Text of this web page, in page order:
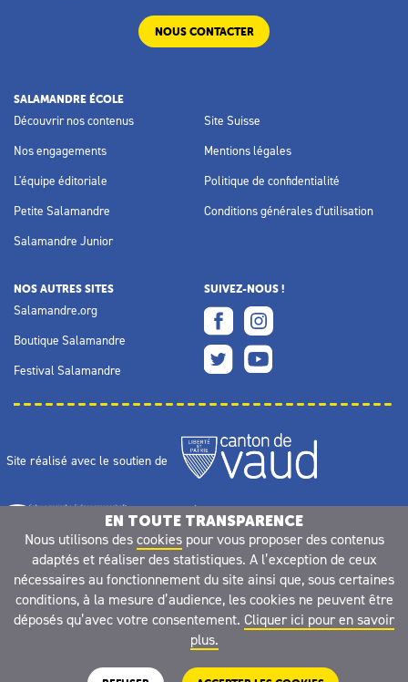
NOUS CONTACTER
SALAMANDRE ÉCOLE
Découvrir nos contenus
Nos engagements
L'équipe éditoriale
Petite Salamandre
Salamandre Junior
Site Suisse
Mentions légales
Politique de confidentialité
Conditions générales d'utilisation
NOS AUTRES SITES
Salamandre.org
Boutique Salamandre
Festival Salamandre
SUIVEZ-NOUS !
Site réalisé avec le soutien de
EN TOUTE TRANSPARENCE
Nous utilisons des cookiespour vous proposer des contenus
adaptés et réaliser des statistiques. A l’exception de ceux
nécessaires au fonctionnement du site ainsi que, sous certaines
conditions, à la mesure d’audience, les cookies ne peuvent être
déposés qu’avec votre consentement. Cliquer ici pour en savoir
plus.